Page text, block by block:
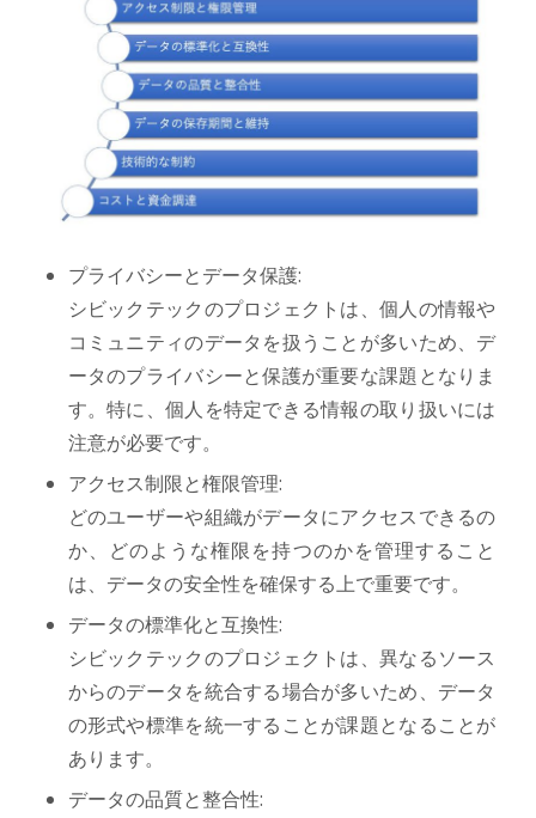
プライバシーとデータ保護:
シビックテックのプロジェクトは、個人の情報や
コミュニティのデータを扱うことが多いため、デ
ータのプライバシーと保護が重要な課題となりま
す。特に、個人を特定できる情報の取り扱いには
注意が必要です。
アクセス制限と権限管理:
どのユーザーや組織がデータにアクセスできるの
か、どのような権限を持つのかを管理すること
は、データの安全性を確保する上で重要です。
データの標準化と互換性:
シビックテックのプロジェクトは、異なるソース
からのデータを統合する場合が多いため、データ
の形式や標準を統一することが課題となることが
あります。
データの品質と整合性: